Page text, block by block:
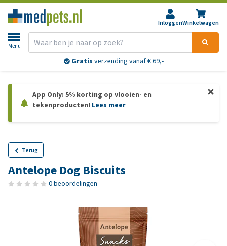
InloggenWinkelwagen
Menu
Gratis verzending vanaf € 69,-
App Only: 5% korting op vlooien- en
tekenproducten! Lees meer
Terug
Antelope Dog Biscuits
0 beoordelingen